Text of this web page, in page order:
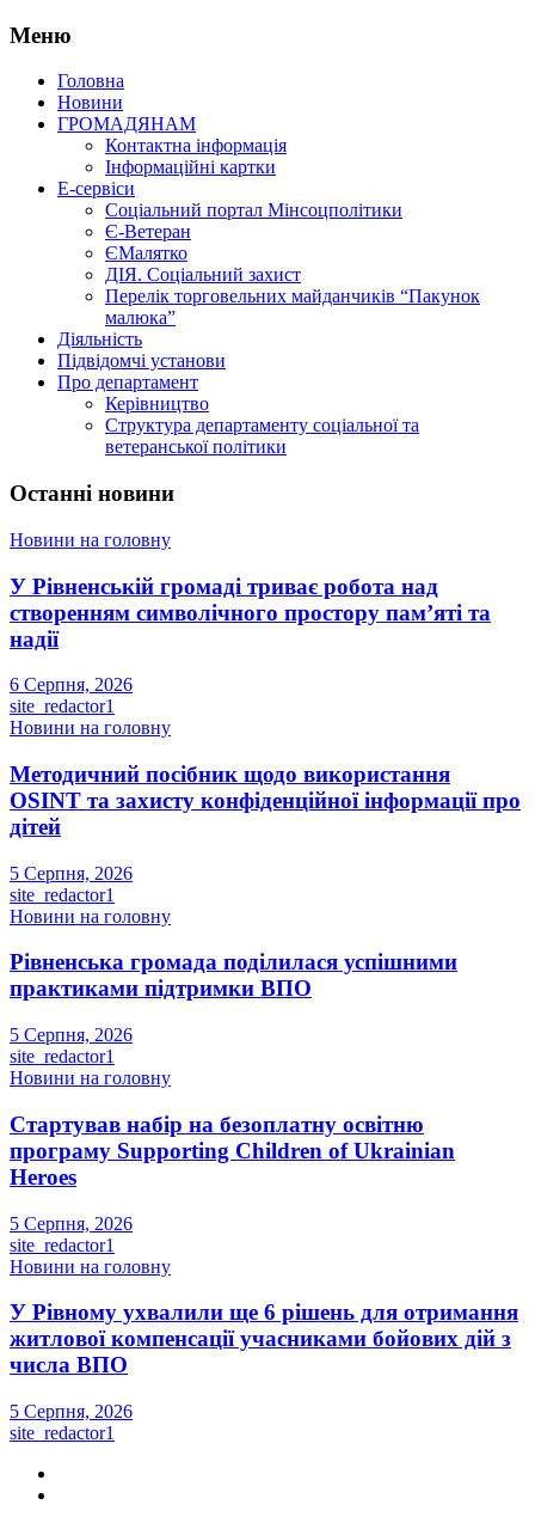
Меню
Головна
Новини
ГРОМАДЯНАМ
Контактна інформація
Інформаційні картки
Е-сервіси
Соціальний портал Мінсоцполітики
Є-Ветеран
ЄМалятко
ДІЯ. Соціальний захист
Перелік торговельних майданчиків “Пакунок
малюка”
Діяльність
Підвідомчі установи
Про департамент
Керівництво
Структура департаменту соціальної та
ветеранської політики
Останні новини
Новини на головну
У Рівненській громаді триває робота над
створенням символічного простору пам’яті та
надії
6 Серпня, 2026
site_redactor1
Новини на головну
Методичний посібник щодо використання
OSINT та захисту конфіденційної інформації про
дітей
5 Серпня, 2026
site_redactor1
Новини на головну
Рівненська громада поділилася успішними
практиками підтримки ВПО
5 Серпня, 2026
site_redactor1
Новини на головну
Стартував набір на безоплатну освітню
програму Supporting Children of Ukrainian
Heroes
5 Серпня, 2026
site_redactor1
Новини на головну
У Рівному ухвалили ще 6 рішень для отримання
житлової компенсації учасниками бойових дій з
числа ВПО
5 Серпня, 2026
site_redactor1